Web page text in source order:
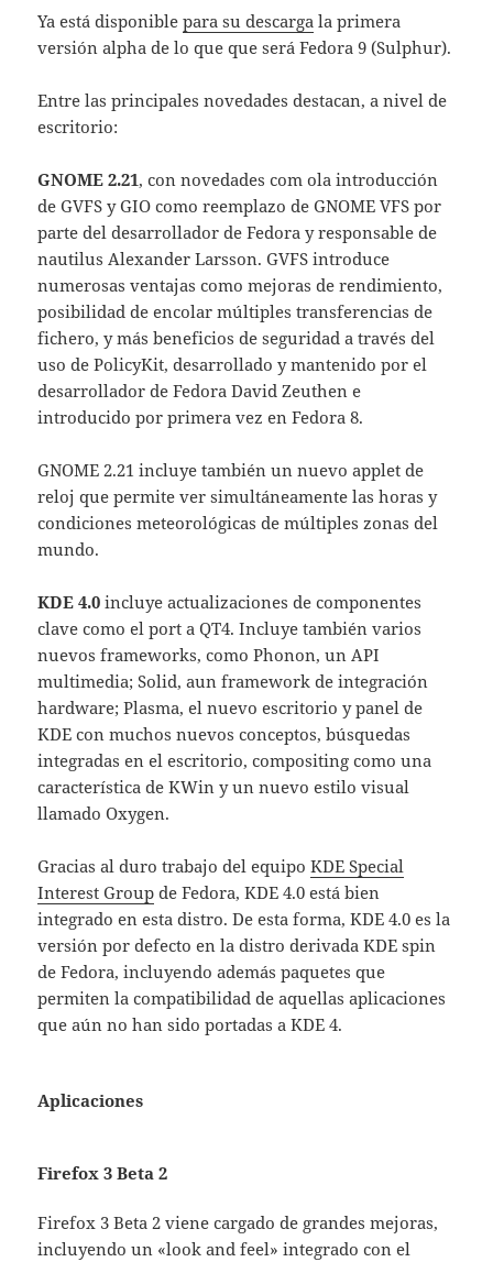
Ya está disponiblepara su descarga la primera
versión alpha de lo que que será Fedora 9 (Sulphur).
Entre las principales novedades destacan, a nivel de
escritorio:
GNOME 2.21, con novedades com ola introducción
de GVFS y GIO como reemplazo de GNOME VFS por
parte del desarrollador de Fedora y responsable de
nautilus Alexander Larsson. GVFS introduce
numerosas ventajas como mejoras de rendimiento,
posibilidad de encolar múltiples transferencias de
fichero, y más beneficios de seguridad a través del
uso de PolicyKit, desarrollado y mantenido por el
desarrollador de Fedora David Zeuthen e
introducido por primera vez en Fedora 8.
GNOME 2.21 incluye también un nuevo applet de
reloj que permite ver simultáneamente las horas y
condiciones meteorológicas de múltiples zonas del
mundo.
KDE 4.0 incluye actualizaciones de componentes
clave como el port a QT4. Incluye también varios
nuevos frameworks, como Phonon, un API
multimedia; Solid, aun framework de integración
hardware; Plasma, el nuevo escritorio y panel de
KDE con muchos nuevos conceptos, búsquedas
integradas en el escritorio, compositing como una
característica de KWin y un nuevo estilo visual
llamado Oxygen.
Gracias al duro trabajo del equipoKDE Special
Interest Group de Fedora, KDE 4.0 está bien
integrado en esta distro. De esta forma, KDE 4.0 es la
versión por defecto en la distro derivada KDE spin
de Fedora, incluyendo además paquetes que
permiten la compatibilidad de aquellas aplicaciones
que aún no han sido portadas a KDE 4.
Aplicaciones
Firefox 3 Beta 2
Firefox 3 Beta 2 viene cargado de grandes mejoras,
incluyendo un «look and feel» integrado con el